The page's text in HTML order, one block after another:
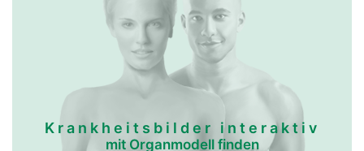
Krankheitsbilder interaktiv
mit Organmodell finden